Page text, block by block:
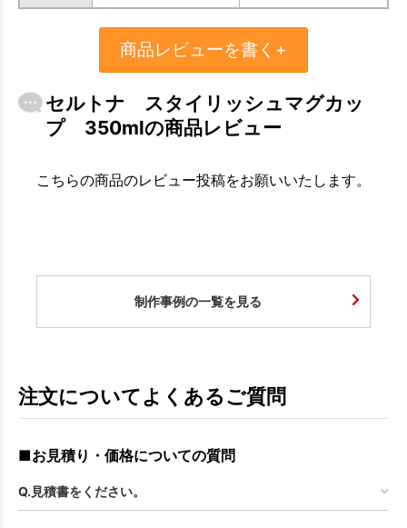
商品レビューを書く+
セルトナ スタイリッシュマグカッ
プ 350mlの商品レビュー
こちらの商品のレビュー投稿をお願いいたします。
制作事例の一覧を見る
注文についてよくあるご質問
■お見積り・価格についての質問
Q.見積書をください。